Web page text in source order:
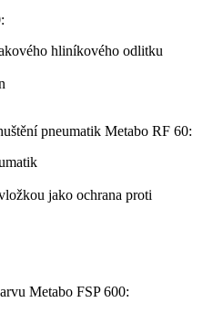
hliníkového odlitku
pneumatik Metabo RF 60:
jako ochrana proti
Metabo FSP 600: